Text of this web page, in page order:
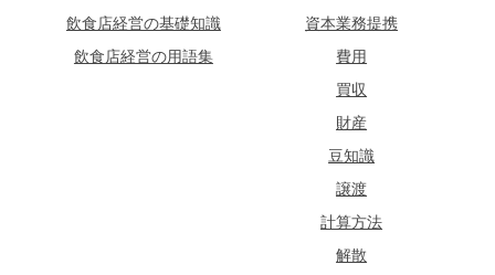
飲食店経営の基礎知識
飲食店経営の用語集
資本業務提携
費用
買収
財産
豆知識
譲渡
計算方法
解散